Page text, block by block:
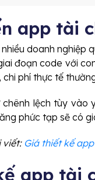
app tài
doanh nghiệp
đoạn code với
chi phí thực tế
lệch tùy vào
phức tạp sẽ có
viết: Giá thiết kế
app tài